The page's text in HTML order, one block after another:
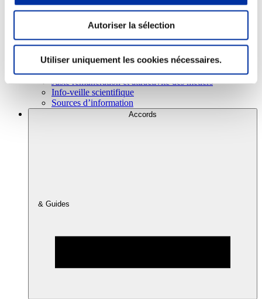
Autoriser la sélection
Utiliser uniquement les cookies nécessaires.
Sécurité sanitaire
Viandes et santé
Juste rémunération et attractivité des métiers
Info-veille scientifique
Sources d’information
Accords
& Guides